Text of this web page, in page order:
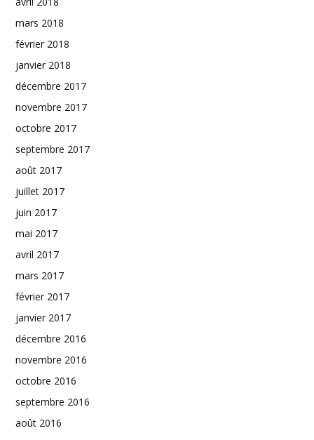
mars 2018
février 2018
janvier 2018
décembre 2017
novembre 2017
octobre 2017
septembre 2017
août 2017
juillet 2017
juin 2017
mai 2017
avril 2017
mars 2017
février 2017
janvier 2017
décembre 2016
novembre 2016
octobre 2016
septembre 2016
août 2016